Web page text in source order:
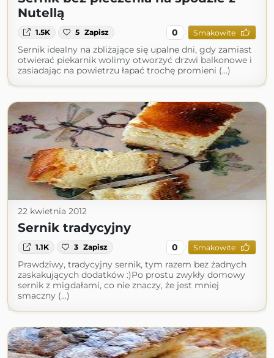
Nutellą
1.5K 5 Zapisz 0 Smakowite
Sernik idealny na zbliżające się upalne dni, gdy zamiast
otwierać piekarnik wolimy otworzyć drzwi balkonowe i
zasiadając na powietrzu łapać trochę promieni (...)
22 kwietnia 2012
Sernik tradycyjny
1.1K 3 Zapisz 0 Smakowite
Prawdziwy, tradycyjny sernik, tym razem bez żadnych
zaskakujących dodatków :)Po prostu zwykły domowy
sernik z migdałami, co nie znaczy, że jest mniej
smaczny (...)